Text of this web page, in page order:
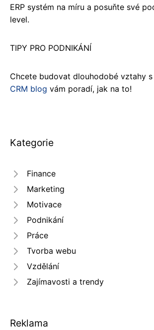
ERP systém na míru a posuňte své
level.
TIPY PRO PODNIKÁNÍ
Chcete budovat dlouhodobé vztahy
CRM blog vám poradí, jak na to!
Kategorie
Finance
Marketing
Motivace
Podnikání
Práce
Tvorba webu
Vzdělání
Zajímavosti a trendy
Reklama